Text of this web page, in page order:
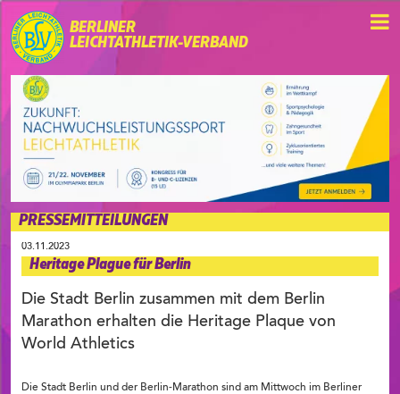
BERLINER
LEICHTATHLETIK-VERBAND
PRESSEMITTEILUNGEN
03.11.2023
Heritage Plague für Berlin
Die Stadt Berlin zusammen mit dem Berlin
Marathon erhalten die Heritage Plaque von
World Athletics
Die Stadt Berlin und der Berlin-Marathon sind am Mittwoch im Berliner